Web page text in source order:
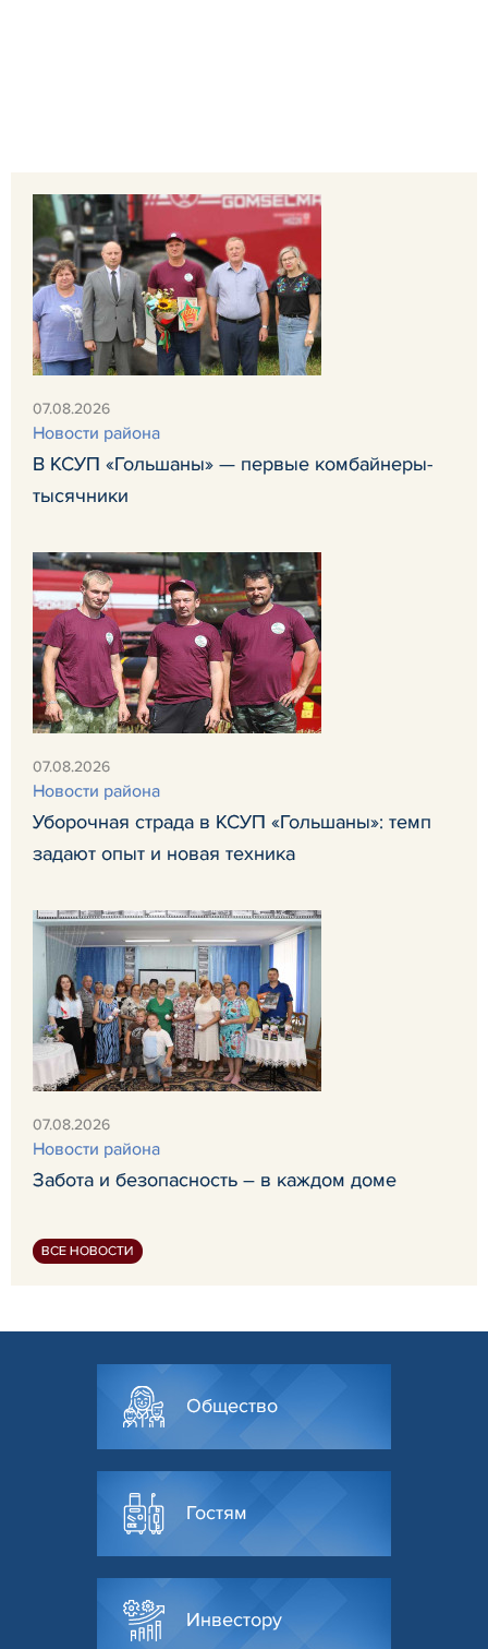
07.08.2026
Новости района
В КСУП «Гольшаны» — первые комбайнеры-
тысячники
07.08.2026
Новости района
Уборочная страда в КСУП «Гольшаны»: темп
задают опыт и новая техника
07.08.2026
Новости района
Забота и безопасность – в каждом доме
ВСЕ НОВОСТИ
Общество
Гостям
Инвестору